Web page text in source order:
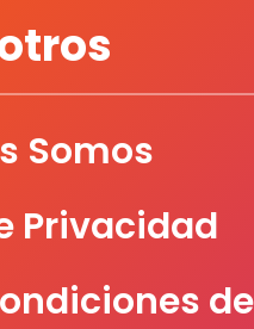
Somos
Privacidad